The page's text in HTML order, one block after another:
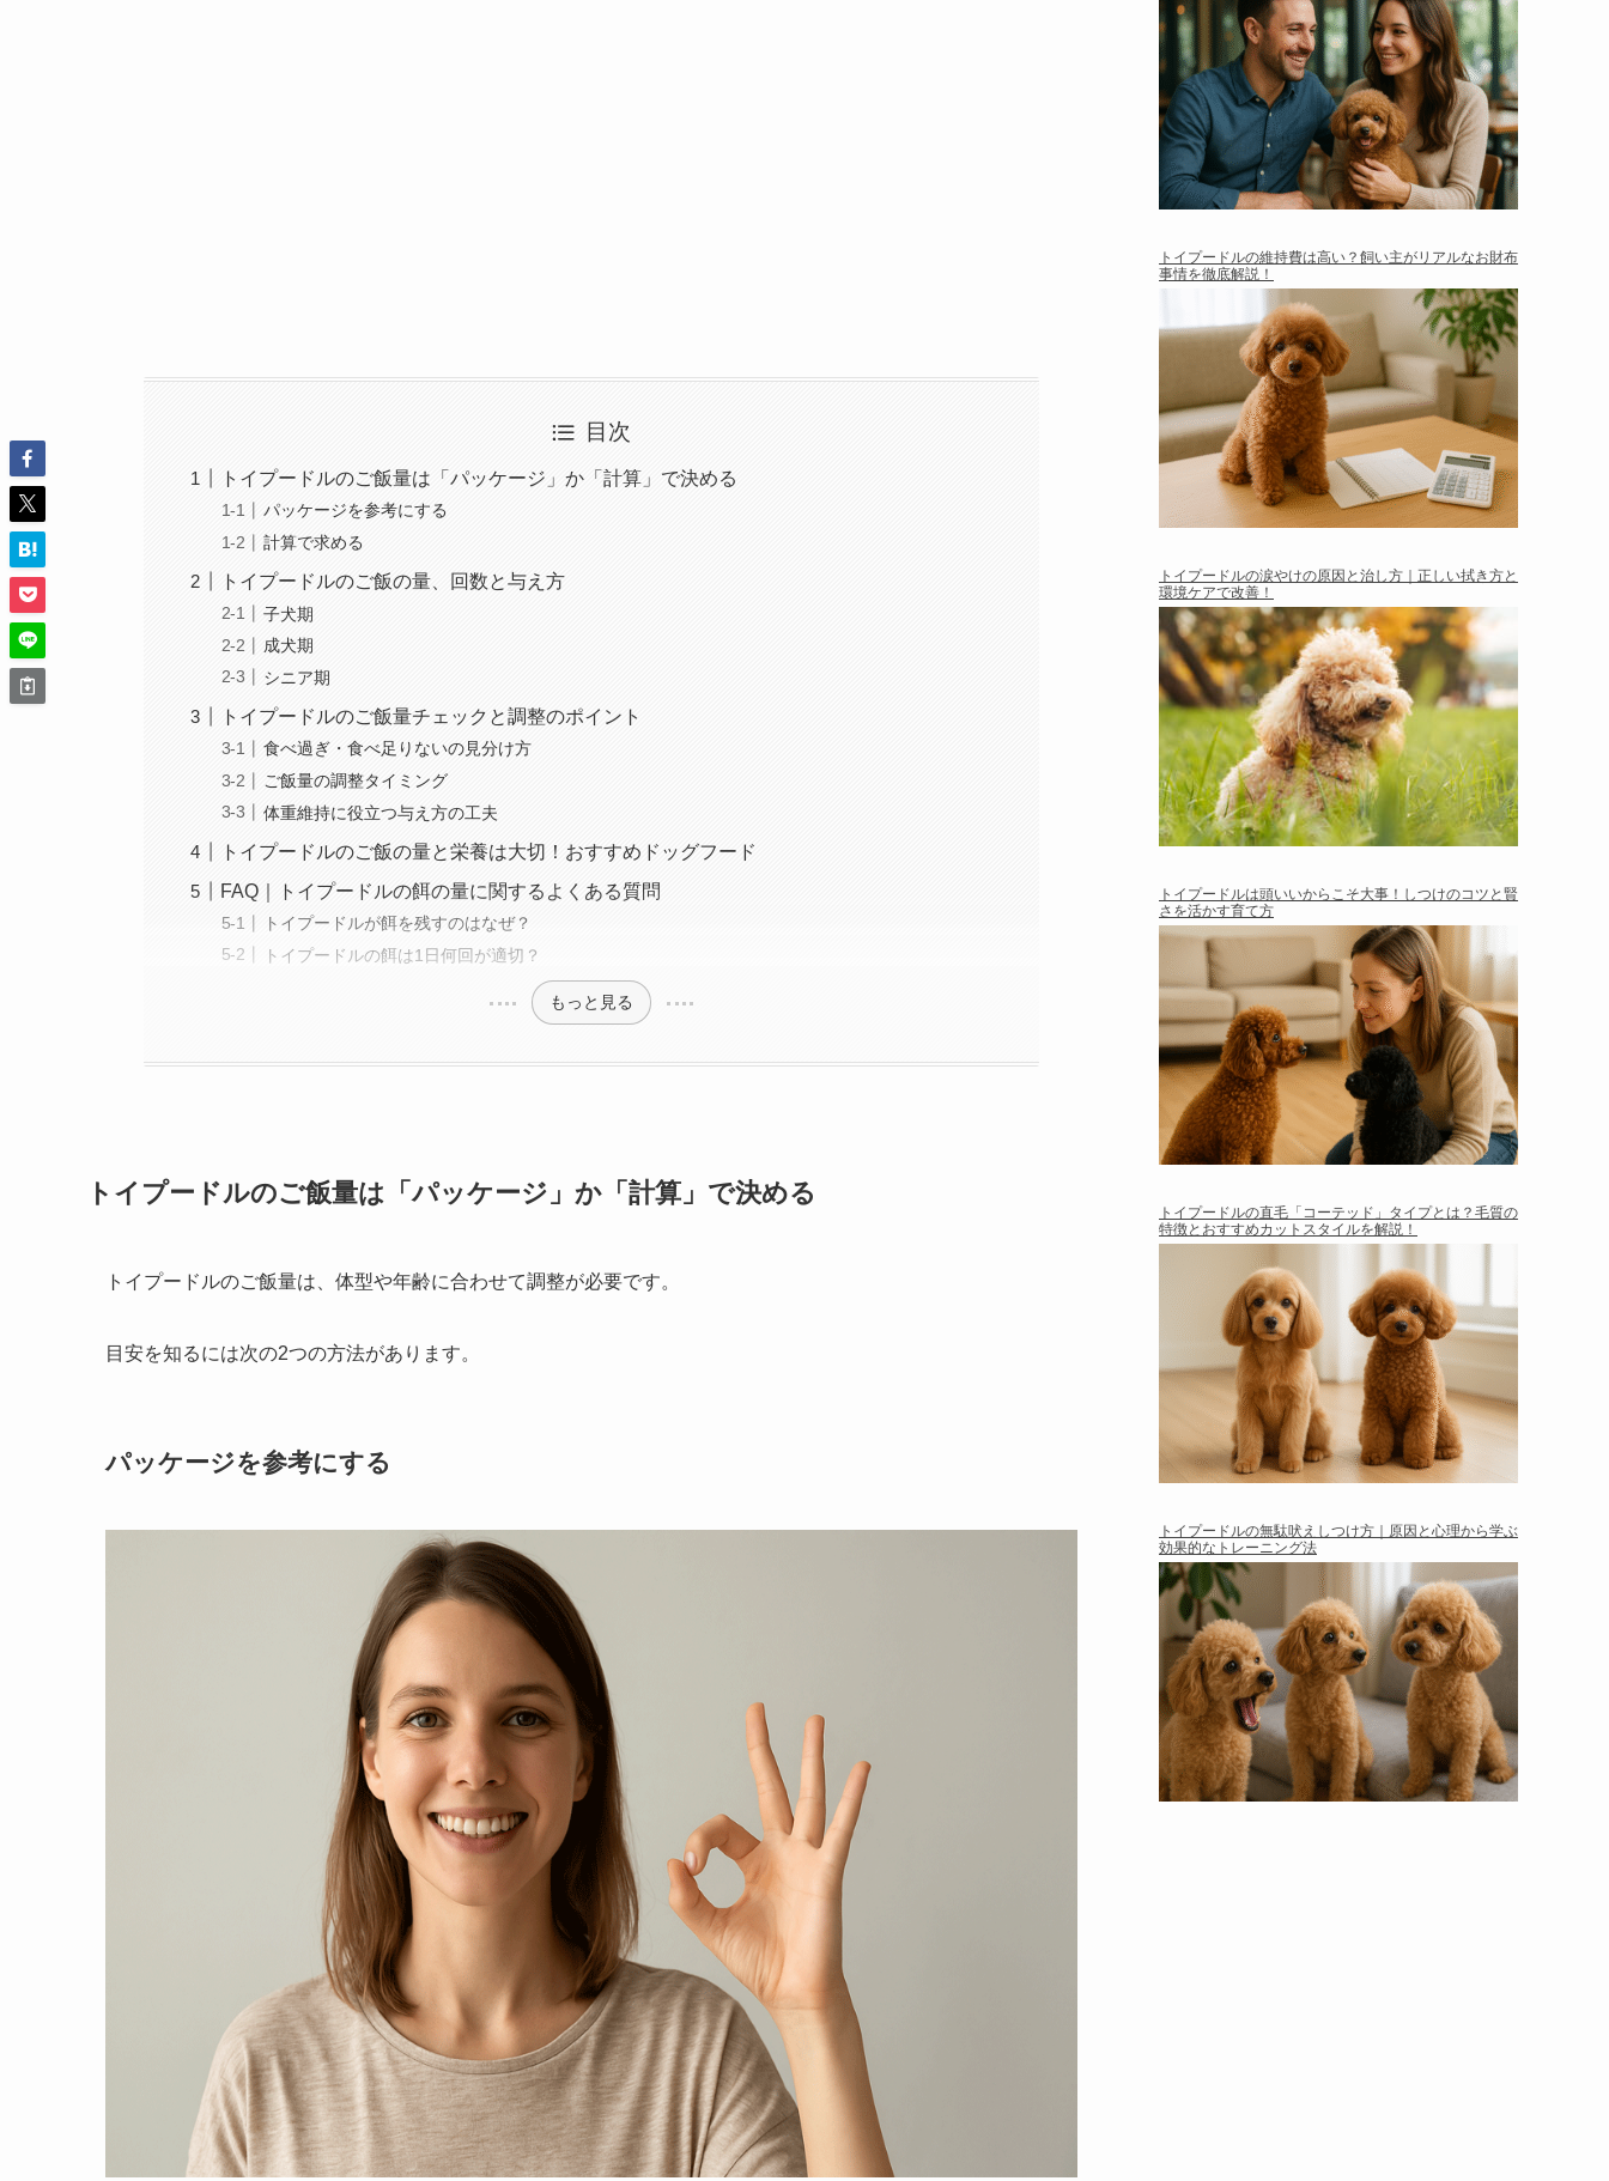
目次
トイプードルのご飯量は「パッケージ」か「計算」で決める
パッケージを参考にする
計算で求める
トイプードルのご飯の量、回数と与え方
子犬期
成犬期
シニア期
トイプードルのご飯量チェックと調整のポイント
食べ過ぎ・食べ足りないの見分け方
ご飯量の調整タイミング
体重維持に役立つ与え方の工夫
トイプードルのご飯の量と栄養は大切！おすすめドッグフード
FAQ｜トイプードルの餌の量に関するよくある質問
トイプードルが餌を残すのはなぜ？
トイプードルの餌は1日何回が適切？
もっと見る
トイプードルのご飯量は「パッケージ」か「計算」で決める
トイプードルのご飯量は、体型や年齢に合わせて調整が必要です。
目安を知るには次の2つの方法があります。
パッケージを参考にする
トイプードルの維持費は高い？飼い主がリアルなお財布
事情を徹底解説！
トイプードルの涙やけの原因と治し方｜正しい拭き方と
環境ケアで改善！
トイプードルは頭いいからこそ大事！しつけのコツと賢
さを活かす育て方
トイプードルの直毛「コーテッド」タイプとは？毛質の
特徴とおすすめカットスタイルを解説！
トイプードルの無駄吠えしつけ方｜原因と心理から学ぶ
効果的なトレーニング法